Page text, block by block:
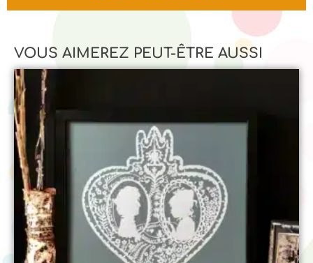
VOUS AIMEREZ PEUT-ÊTRE AUSSI